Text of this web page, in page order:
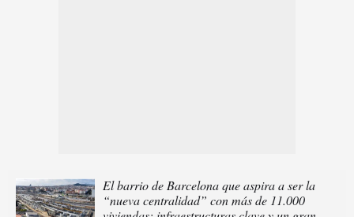
El barrio de Barcelona que aspira a ser la
“nueva centralidad” con más de 11.000